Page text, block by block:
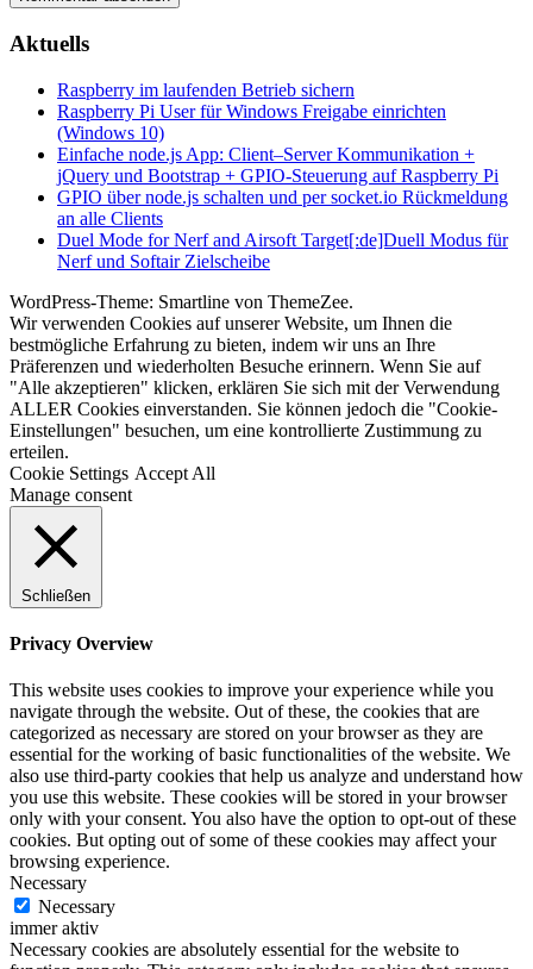
Aktuells
Raspberry im laufenden Betrieb sichern
Raspberry Pi User für Windows Freigabe einrichten
(Windows 10)
Einfache node.js App: Client–Server Kommunikation +
jQuery und Bootstrap + GPIO-Steuerung auf Raspberry Pi
GPIO über node.js schalten und per socket.io Rückmeldung
an alle Clients
Duel Mode for Nerf and Airsoft Target[:de]Duell Modus für
Nerf und Softair Zielscheibe
WordPress-Theme: Smartline von ThemeZee.
Wir verwenden Cookies auf unserer Website, um Ihnen die
bestmögliche Erfahrung zu bieten, indem wir uns an Ihre
Präferenzen und wiederholten Besuche erinnern. Wenn Sie auf
"Alle akzeptieren" klicken, erklären Sie sich mit der Verwendung
ALLER Cookies einverstanden. Sie können jedoch die "Cookie-
Einstellungen" besuchen, um eine kontrollierte Zustimmung zu
erteilen.
Cookie Settings Accept All
Manage consent
Schließen
Privacy Overview
This website uses cookies to improve your experience while you
navigate through the website. Out of these, the cookies that are
categorized as necessary are stored on your browser as they are
essential for the working of basic functionalities of the website. We
also use third-party cookies that help us analyze and understand how
you use this website. These cookies will be stored in your browser
only with your consent. You also have the option to opt-out of these
cookies. But opting out of some of these cookies may affect your
browsing experience.
Necessary
Necessary
immer aktiv
Necessary cookies are absolutely essential for the website to